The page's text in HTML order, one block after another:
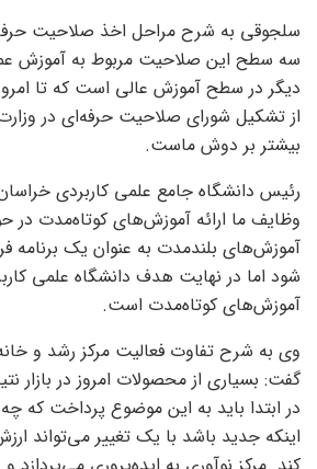
سلجوقی به شرح مراحل اخذ صلاحیت
سه سطح این صلاحیت مربوط به آموزش
دیگر در سطح آموزش عالی است که تا
از تشکیل شورای صلاحیت حرفه‌ای در
بیشتر بر دوش ماست.
رئیس دانشگاه جامع علمی‌ کاربردی
وظایف ما ارائه آموزش‌های کوتاه‌مدت
آموزش‌های بلندمدت به عنوان یک
شود اما در نهایت هدف دانشگاه علمی‌
آموزش‌های کوتاه‌مدت است.
وی به شرح تفاوت فعالیت مرکز رشد و
گفت: بسیاری از محصولات امروز در بازار
در ابتدا باید به این موضوع پرداخت که
اینکه جدید باشد با یک تغییر می‌تواند